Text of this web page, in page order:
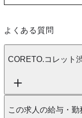
よくある質問
CORETO.コレット
この求人の給与・勤